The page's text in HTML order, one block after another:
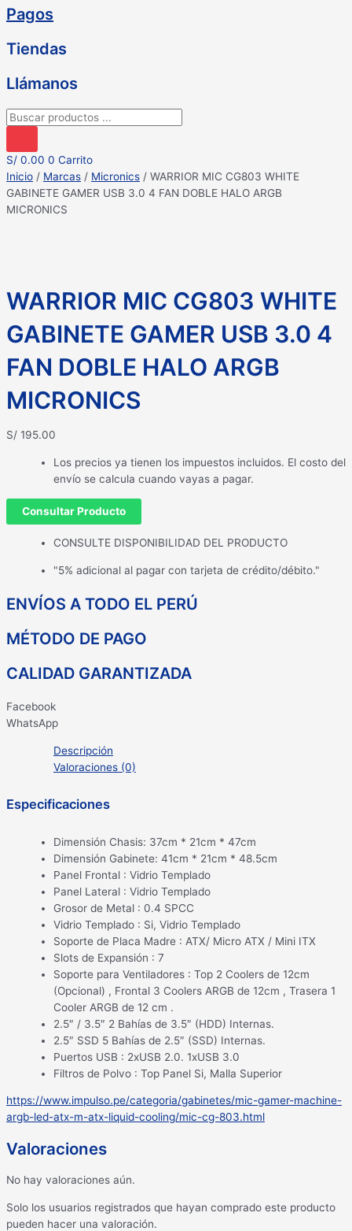
Pagos
Tiendas
Llámanos
Búsqueda
productos
S/ 0.00 0 Carrito
Inicio / Marcas / Micronics / WARRIOR MIC CG803 WHITE
GABINETE GAMER USB 3.0 4 FAN DOBLE HALO ARGB
MICRONICS
WARRIOR MIC CG803 WHITE
GABINETE GAMER USB 3.0 4
FAN DOBLE HALO ARGB
MICRONICS
S/ 195.00
Los precios ya tienen los impuestos incluidos. El costo del
envío se calcula cuando vayas a pagar.
Consultar Producto
CONSULTE DISPONIBILIDAD DEL PRODUCTO
"5% adicional al pagar con tarjeta de crédito/débito."
ENVÍOS A TODO EL PERÚ
MÉTODO DE PAGO
CALIDAD GARANTIZADA
Facebook
WhatsApp
Descripción
Valoraciones (0)
Especificaciones
Dimensión Chasis: 37cm * 21cm * 47cm
Dimensión Gabinete: 41cm * 21cm * 48.5cm
Panel Frontal : Vidrio Templado
Panel Lateral : Vidrio Templado
Grosor de Metal : 0.4 SPCC
Vidrio Templado : Si, Vidrio Templado
Soporte de Placa Madre : ATX/ Micro ATX / Mini ITX
Slots de Expansión : 7
Soporte para Ventiladores : Top 2 Coolers de 12cm
(Opcional) , Frontal 3 Coolers ARGB de 12cm , Trasera 1
Cooler ARGB de 12 cm .
2.5″ / 3.5″ 2 Bahías de 3.5″ (HDD) Internas.
2.5″ SSD 5 Bahías de 2.5″ (SSD) Internas.
Puertos USB : 2xUSB 2.0. 1xUSB 3.0
Filtros de Polvo : Top Panel Si, Malla Superior
https://www.impulso.pe/categoria/gabinetes/mic-gamer-machine-
argb-led-atx-m-atx-liquid-cooling/mic-cg-803.html
Valoraciones
No hay valoraciones aún.
Solo los usuarios registrados que hayan comprado este producto
pueden hacer una valoración.